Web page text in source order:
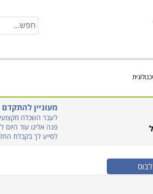
מעוניין
לעבר השכלה
פנה אלינו עוד
לסייע לך בקבלת